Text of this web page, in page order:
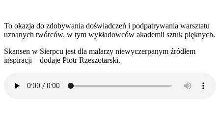
To okazja do zdobywania doświadczeń i podpatrywania warsztatu
uznanych twórców, w tym wykładowców akademii sztuk pięknych.
Skansen w Sierpcu jest dla malarzy niewyczerpanym źródłem
inspiracji – dodaje Piotr Rzeszotarski.